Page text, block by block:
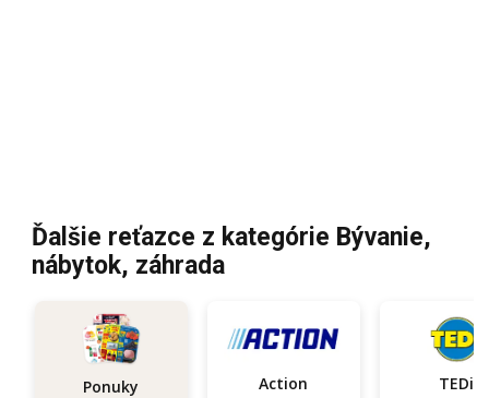
Ďalšie reťazce z kategórie Bývanie,
nábytok, záhrada
Ponuky Action TEDi